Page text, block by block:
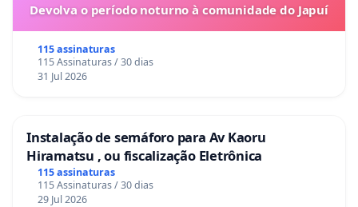
Devolva o período noturno à comunidade do Japuí
115 assinaturas
115 Assinaturas / 30 dias
31 Jul 2026
Instalação de semáforo para Av Kaoru
Hiramatsu , ou fiscalização Eletrônica
115 assinaturas
115 Assinaturas / 30 dias
29 Jul 2026